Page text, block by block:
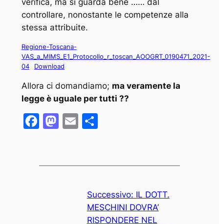
controllare, nonostante le competenze alla
stessa attribuite.
Regione-Toscana-
VAS_a_MIMS_E1_Protocollo_r_toscan_AOOGRT_0190471_2021-
04
Download
Allora ci domandiamo; ma veramente la
legge è uguale per tutti ??
Facebook
Mastodon
EmailCondividi
Successivo: IL DOTT.
MESCHINI DOVRA’
RISPONDERE NEL